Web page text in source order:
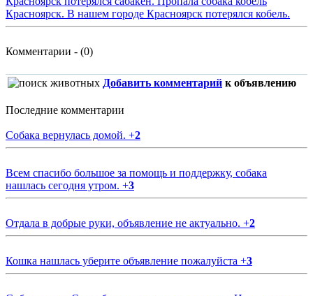
Красноярск. В нашем городе Красноярск потерялся кобель.
Комментарии - (0)
Добавить комментарий к объявлению
Последние комментарии
Собака вернулась домой. +2
Всем спасибо большое за помощь и поддержку, собака
нашлась сегодня утром. +3
Отдала в добрые руки, объявление не актуально. +2
Кошка нашлась уберите объявление пожалуйста +3